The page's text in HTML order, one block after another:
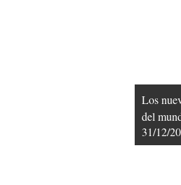
Los
del
31/12/